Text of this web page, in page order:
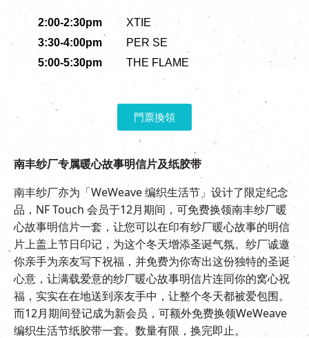
2:00-2:30pm
XTIE
3:30-4:00pm
PER SE
5:00-5:30pm
THE FLAME
門票換領
南丰纱厂专属暖心故事明信片及纸胶带
南丰纱厂亦为「WeWeave 编织生活节」设计了限定纪念
品，NF Touch 会员于12月期间，可免费换领南丰纱厂暖
心故事明信片一套，让您可以在印有纱厂暖心故事的明信
片上盖上节日印记，为这个冬天增添圣诞气氛。纱厂诚邀
你亲手为亲友写下祝福，并免费为你寄出这份独特的圣诞
心意，让满载爱意的纱厂暖心故事明信片连同你的窝心祝
福，实实在在地送到亲友手中，让整个冬天都被爱包围。
而12月期间登记成为新会员，可额外免费换领WeWeave
编织生活节纸胶带一套。数量有限，换完即止。